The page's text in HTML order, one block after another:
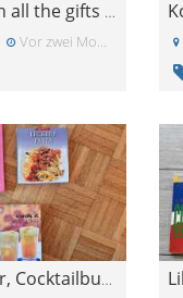
The girl with all the gifts (English)
Vor zwei Monaten
Kochbücher, Cocktailbuch